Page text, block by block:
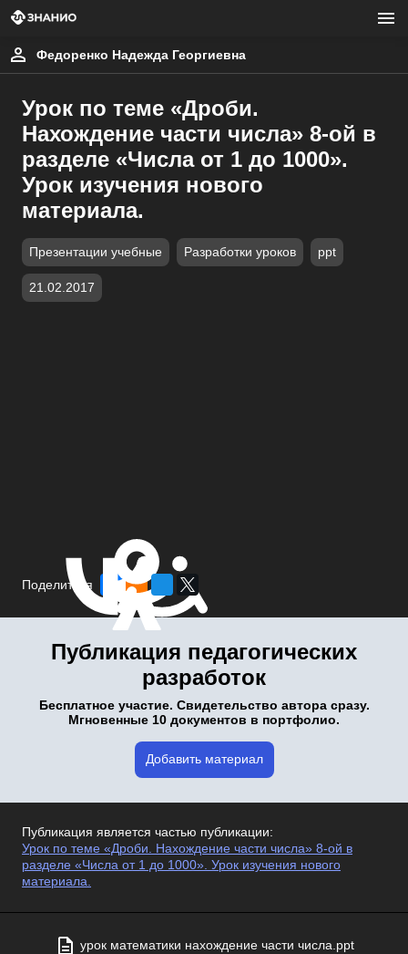
Федоренко Надежда Георгиевна
Урок по теме «Дроби.
Нахождение части числа» 8-ой в
разделе «Числа от 1 до 1000».
Урок изучения нового
материала.
Презентации учебные Разработки уроков ppt
21.02.2017
Поделиться
Публикация педагогических
разработок
Бесплатное участие. Свидетельство автора сразу.
Мгновенные 10 документов в портфолио.
Добавить материал
Публикация является частью публикации:
Урок по теме «Дроби. Нахождение части числа» 8-ой в
разделе «Числа от 1 до 1000». Урок изучения нового
материала.
урок математики нахождение части числа.ppt